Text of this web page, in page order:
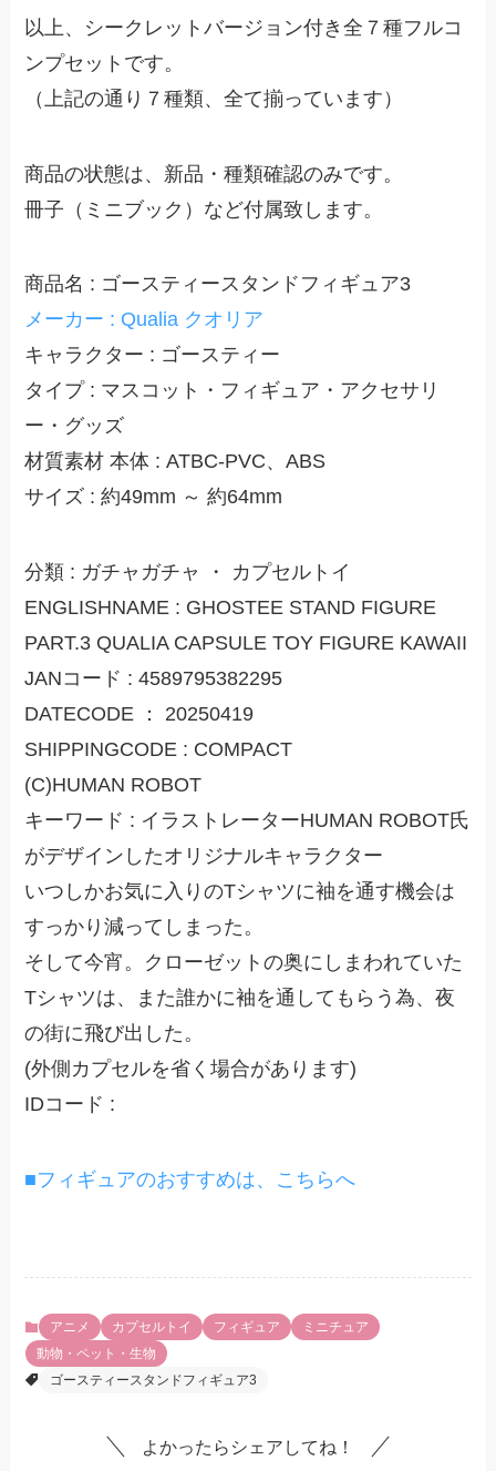
以上、シークレットバージョン付き全７種フルコ
ンプセットです。
（上記の通り７種類、全て揃っています）
商品の状態は、新品・種類確認のみです。
冊子（ミニブック）など付属致します。
商品名 : ゴースティースタンドフィギュア3
メーカー : Qualia クオリア
キャラクター : ゴースティー
タイプ : マスコット・フィギュア・アクセサリ
ー・グッズ
材質素材 本体 : ATBC-PVC、ABS
サイズ : 約49mm ～ 約64mm
分類 : ガチャガチャ ・ カプセルトイ
ENGLISHNAME : GHOSTEE STAND FIGURE
PART.3 QUALIA CAPSULE TOY FIGURE KAWAII
JANコード : 4589795382295
DATECODE ： 20250419
SHIPPINGCODE : COMPACT
(C)HUMAN ROBOT
キーワード : イラストレーターHUMAN ROBOT氏
がデザインしたオリジナルキャラクター
いつしかお気に入りのTシャツに袖を通す機会は
すっかり減ってしまった。
そして今宵。クローゼットの奥にしまわれていた
Tシャツは、また誰かに袖を通してもらう為、夜
の街に飛び出した。
(外側カプセルを省く場合があります)
IDコード :
■フィギュアのおすすめは、こちらへ
アニメ カプセルトイ フィギュア
ミニチュア
動物・ペット・生物
ゴースティースタンドフィギュア3
よかったらシェアしてね！